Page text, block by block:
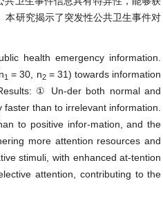
本研究揭示了突发性公共卫生事件对
health emergency information.
1 = 30, n2= 31) towards information
① Un-der both normal and
than to irrelevant information.
to positive infor-mation, and the
more attention resources and
stimuli, with enhanced at-tention
attention, contributing to the